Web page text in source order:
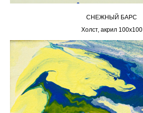
СНЕЖНЫЙ БАРС
Холст, акрил 100х100